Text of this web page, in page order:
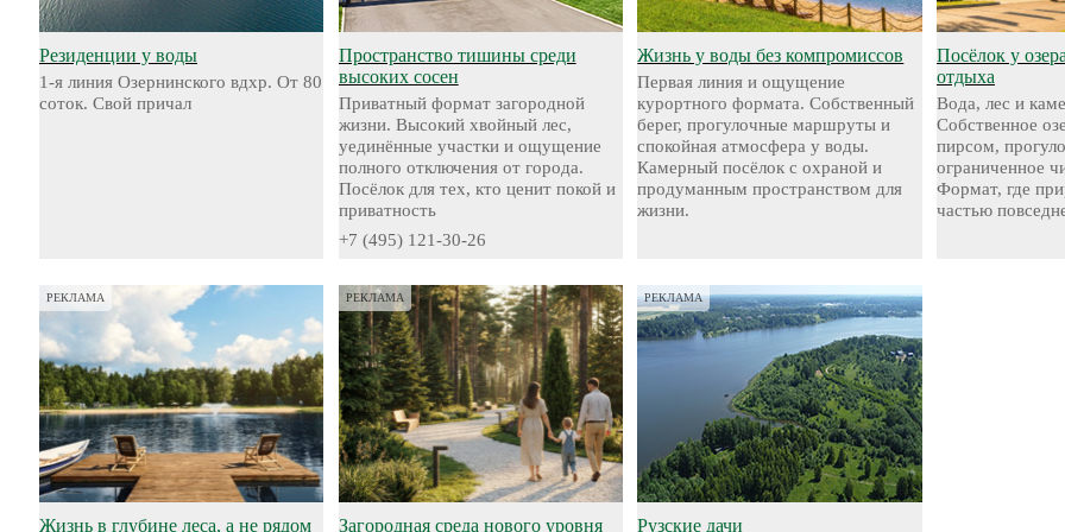
Резиденции у воды
1-я линия Озернинского вдхр. От 80
соток. Свой причал
Пространство тишины среди
высоких сосен
Приватный формат загородной
жизни. Высокий хвойный лес,
уединённые участки и ощущение
полного отключения от города.
Посёлок для тех, кто ценит покой и
приватность
+7 (495) 121-30-26
Жизнь у воды без компромиссов
Первая линия и ощущение
курортного формата. Собственный
берег, прогулочные маршруты и
спокойная атмосфера у воды.
Камерный посёлок с охраной и
продуманным пространством для
жизни.
Посёлок у
отдыха
Вода, лес и
Собственное
пирсом,
ограниченное
Формат, где
частью
РЕКЛАМА
Жизнь в глубине леса, а не рядом
РЕКЛАМА
Загородная среда нового уровня
РЕКЛАМА
Рузские дачи